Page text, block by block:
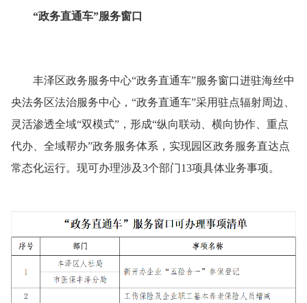
“政务直通车”服务窗口
丰泽区政务服务中心“政务直通车”服务窗口进驻海丝中
央法务区法治服务中心，“政务直通车”采用驻点辐射周边、
灵活渗透全域“双模式”，形成“纵向联动、横向协作、重点
代办、全域帮办”政务服务体系，实现园区政务服务直达点
常态化运行。现可办理涉及3个部门13项具体业务事项。